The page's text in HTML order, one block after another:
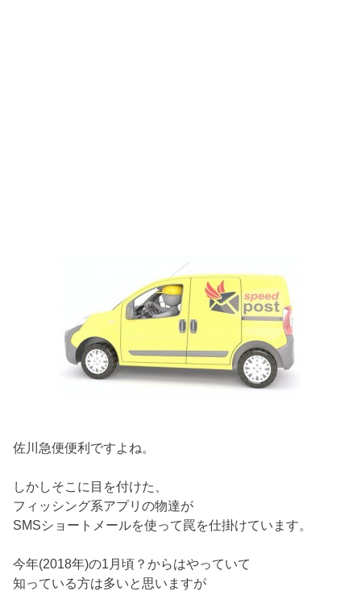
佐川急便便利ですよね。
しかしそこに目を付けた、
フィッシング系アプリの物達が
SMSショートメールを使って罠を仕掛けています。
今年(2018年)の1月頃？からはやっていて
知っている方は多いと思いますが